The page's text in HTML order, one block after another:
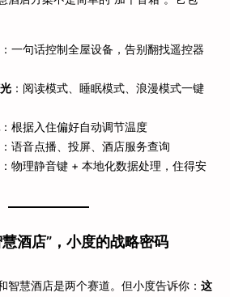
：一句话控制全屋设备，告别翻找遥控器
：阅读模式、睡眠模式、浪漫模式一键
：根据入住偏好自动调节温度
：语音点播、投屏、酒店服务查询
：物理静音键 + 本地化数据处理，住得安
慧酒店”，小度的战略密码
智慧酒店是两个赛道。但小度告诉你： 这